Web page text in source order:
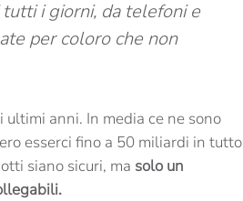
i giorni, da telefoni e
per coloro che non
anni. In media ce ne sono
esserci fino a 50 miliardi in tutto
siano sicuri, ma solo un